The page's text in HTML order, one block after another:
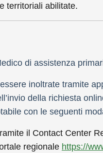
territoriali abilitate.
di assistenza
inoltrate tramite
della richiesta
con le seguenti
il Contact Center
regionale https://